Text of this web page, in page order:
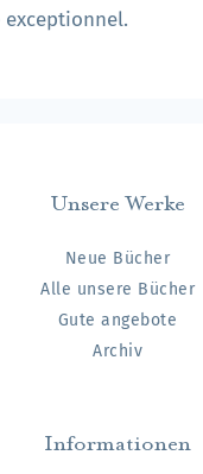
exceptionnel.
Unsere Werke
Neue Bücher
Alle unsere Bücher
Gute angebote
Archiv
Informationen